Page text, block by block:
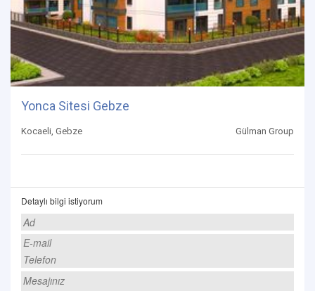
Yonca Sitesi Gebze
Kocaeli, Gebze Gülman Group
Detaylı bilgi istiyorum